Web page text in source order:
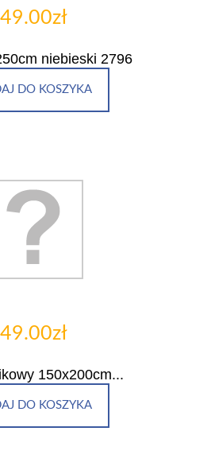
49.00zł
niebieski 2796
DO KOSZYKA
49.00zł
150x200cm...
DO KOSZYKA